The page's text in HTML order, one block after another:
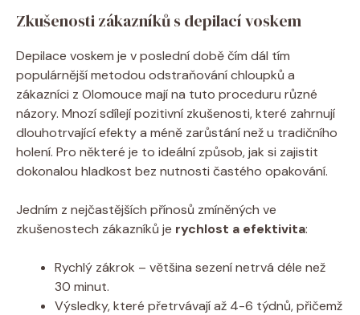
Zkušenosti zákazníků s depilací voskem
Depilace voskem je v poslední době čím dál tím
populárnější metodou odstraňování chloupků a
zákazníci z Olomouce mají na tuto proceduru různé
názory. Mnozí sdílejí pozitivní zkušenosti, které zahrnují
dlouhotrvající efekty a méně zarůstání než u tradičního
holení. Pro některé je to ideální způsob, jak si zajistit
dokonalou hladkost bez nutnosti častého opakování.
Jedním z nejčastějších přínosů zmíněných ve
zkušenostech zákazníků je rychlost a efektivita:
Rychlý zákrok – většina sezení netrvá déle než
30 minut.
Výsledky, které přetrvávají až 4-6 týdnů, přičemž